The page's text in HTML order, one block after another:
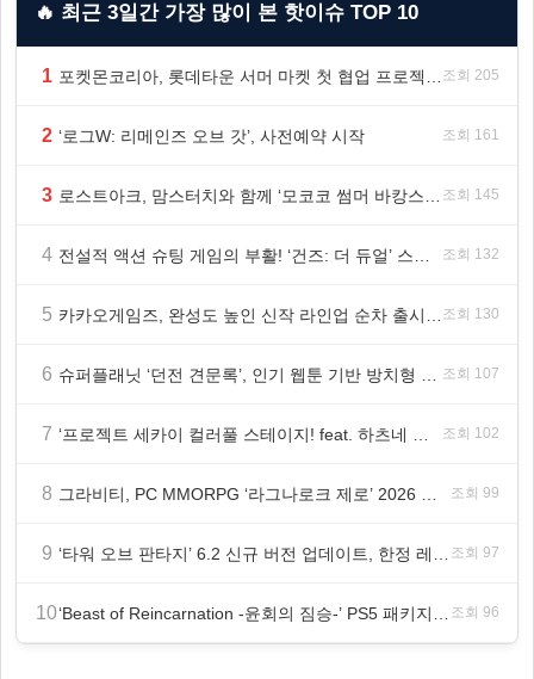
🔥 최근 3일간 가장 많이 본 핫이슈 TOP 10
1 조회 205
2 ‘로그W: 리메인즈 오브 갓’, 사전예약 시작 조회 161
3 조회 145
4 조회 132
5 조회 130
6 조회 107
7 조회 102
8 조회 99
9 조회 97
10 조회 96